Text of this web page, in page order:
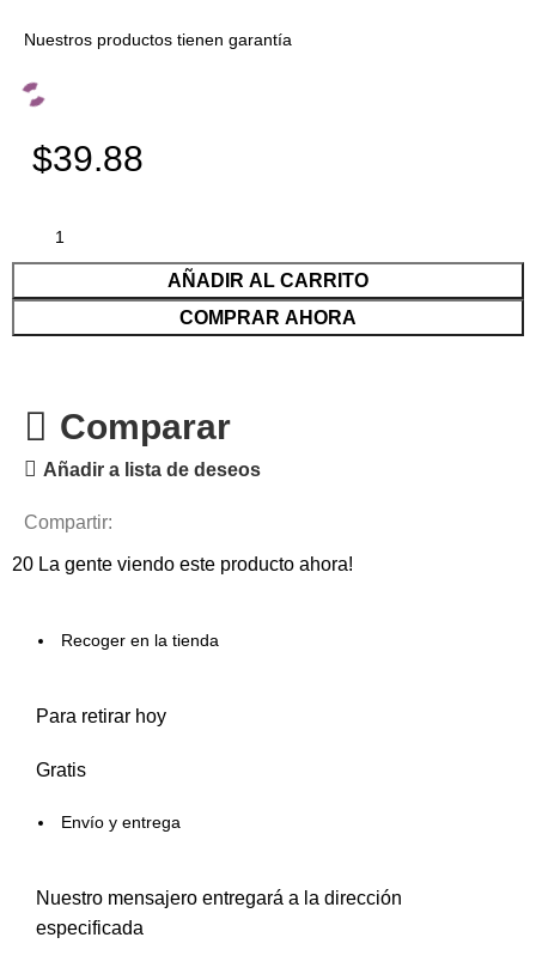
Nuestros productos tienen garantía
$39.88
AÑADIR AL CARRITO
COMPRAR AHORA
Comparar
Añadir a lista de deseos
Compartir:
20 La gente viendo este producto ahora!
Recoger en la tienda
Para retirar hoy
Gratis
Envío y entrega
Nuestro mensajero entregará a la dirección
especificada